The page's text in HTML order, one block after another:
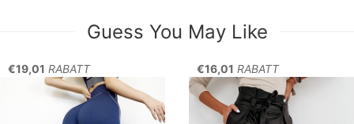
Guess You May Like
€19,01 RABATT €16,01 RABATT